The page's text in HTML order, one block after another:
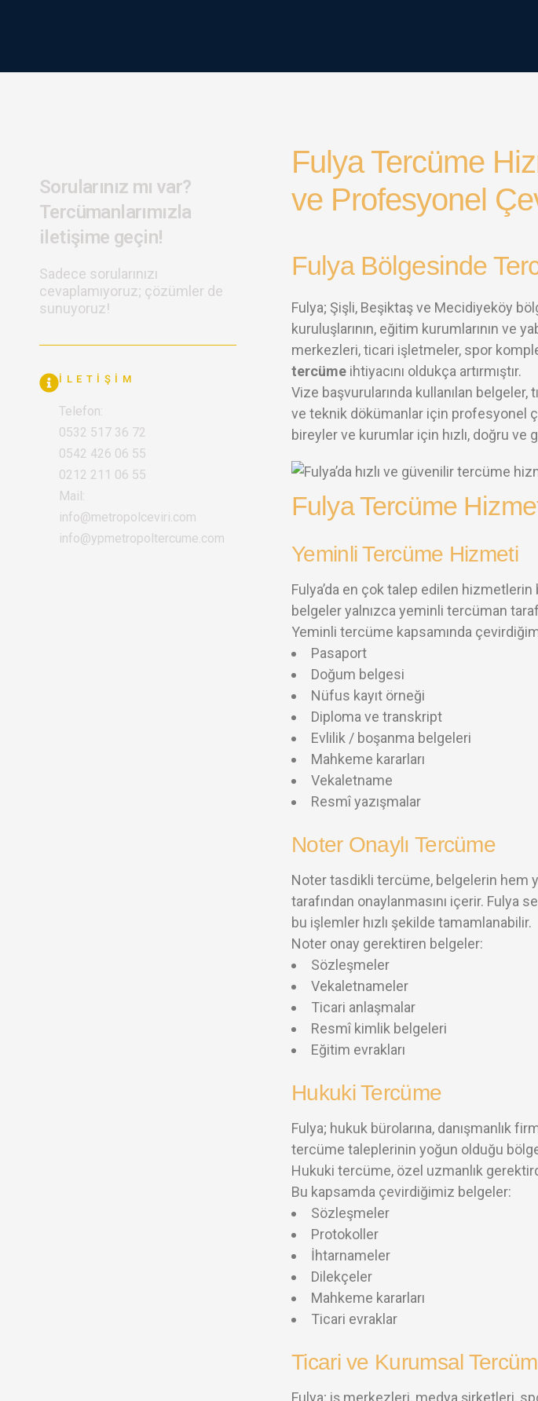
Sorularınız mı var?
Tercümanlarımızla
iletişime geçin!
Sadece sorularınızı
cevaplamıyoruz; çözümler de
sunuyoruz!
İLETIŞIM
Telefon:
0532 517 36 72
0542 426 06 55
0212 211 06 55
Mail:
info@metropolceviri.com
info@ypmetropoltercume.com
Fulya Tercüme
ve Profesyonel
Fulya Bölgesinde
Fulya; Şişli, Beşiktaş ve Mecidiyeköy
kuruluşlarının, eğitim kurumlarının ve
merkezleri, ticari işletmeler, spor
tercüme ihtiyacını oldukça artırmıştır.
Vize başvurularında kullanılan
ve teknik dökümanlar için profesyonel
bireyler ve kurumlar için hızlı, doğru
Fulya Tercüme
Yeminli Tercüme Hizmeti
Fulya’da en çok talep edilen
belgeler yalnızca yeminli tercüman
Yeminli tercüme kapsamında
Pasaport
Doğum belgesi
Nüfus kayıt örneği
Diploma ve transkript
Evlilik / boşanma belgeleri
Mahkeme kararları
Vekaletname
Resmî yazışmalar
Noter Onaylı Tercüme
Noter tasdikli tercüme, belgelerin hem
tarafından onaylanmasını içerir. Fulya
bu işlemler hızlı şekilde tamamlanabilir.
Noter onay gerektiren belgeler:
Sözleşmeler
Vekaletnameler
Ticari anlaşmalar
Resmî kimlik belgeleri
Eğitim evrakları
Hukuki Tercüme
Fulya; hukuk bürolarına, danışmanlık
tercüme taleplerinin yoğun olduğu
Hukuki tercüme, özel uzmanlık
Bu kapsamda çevirdiğimiz belgeler:
Sözleşmeler
Protokoller
İhtarnameler
Dilekçeler
Mahkeme kararları
Ticari evraklar
Ticari ve Kurumsal
Fulya; iş merkezleri, medya şirketleri,